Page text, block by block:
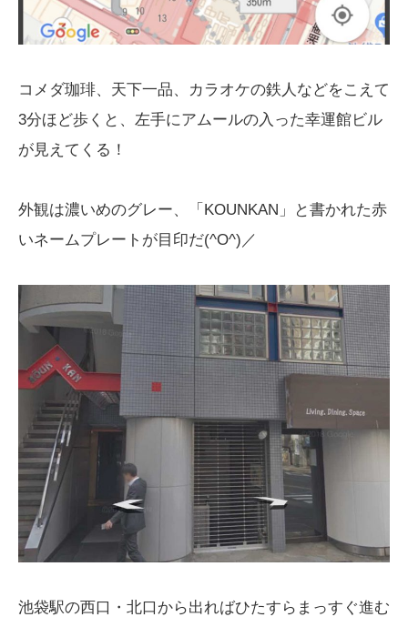
コメダ珈琲、天下一品、カラオケの鉄人などをこえて
3分ほど歩くと、左手にアムールの入った幸運館ビル
が見えてくる！
外観は濃いめのグレー、「KOUNKAN」と書かれた赤
いネームプレートが目印だ(^O^)／
池袋駅の西口・北口から出ればひたすらまっすぐ進む